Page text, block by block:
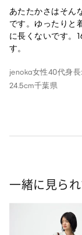
あたたかさはそん
です。ゆったりと
に長くないです。
す。
jenoka女性40代身
24.5cm千葉県
一緒に見ら